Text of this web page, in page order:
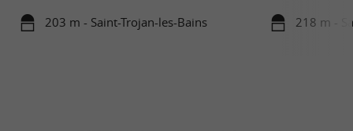
203 m - Saint-Trojan-les-Bains 218 m -